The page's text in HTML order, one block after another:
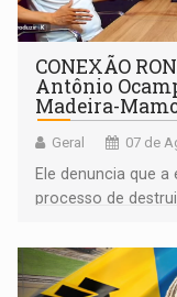
CONEXÃO
Antônio
Madeira-
Geral 07 de
Ele denuncia que
processo de